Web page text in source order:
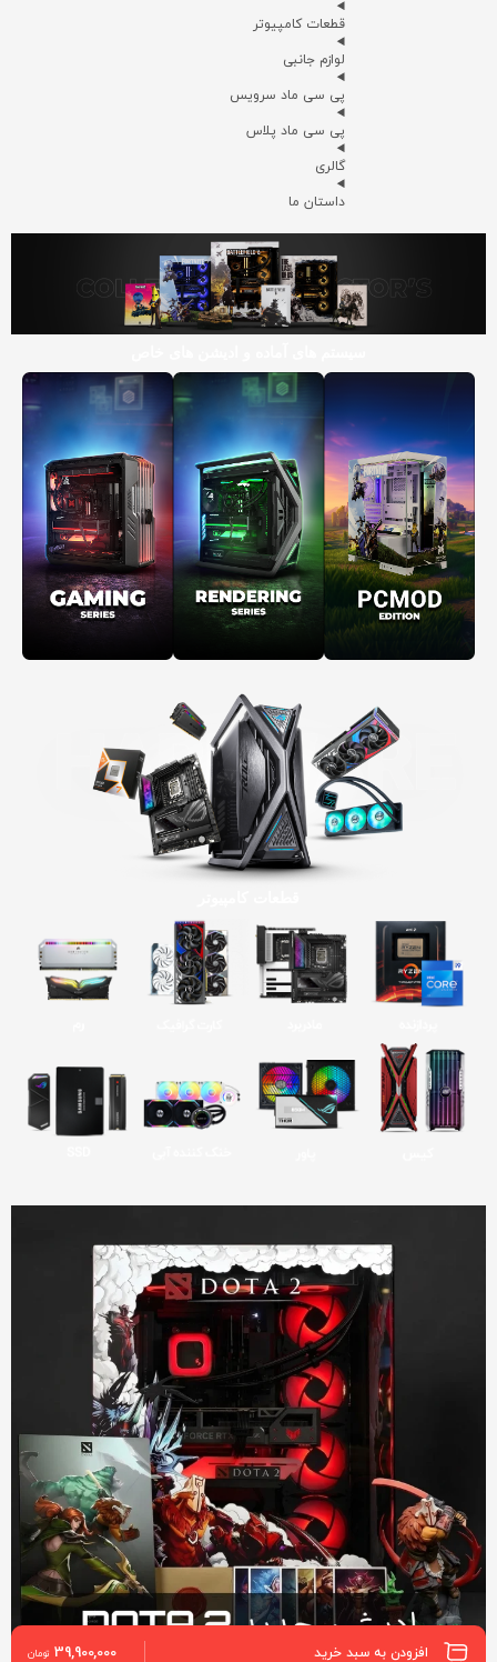
افزودن به سبد خرید 39,900,000 تومان
قطعات کامپیوتر
لوازم جانبی
پی سی ماد سرویس
پی سی ماد پلاس
گالری
داستان ما